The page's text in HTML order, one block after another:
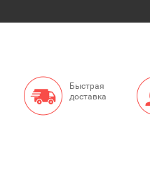
Быстрая
доставка